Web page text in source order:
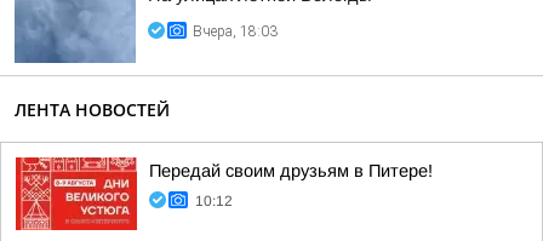
Вчера, 18:03
ЛЕНТА НОВОСТЕЙ
Передай своим друзьям в Питере!
10:12